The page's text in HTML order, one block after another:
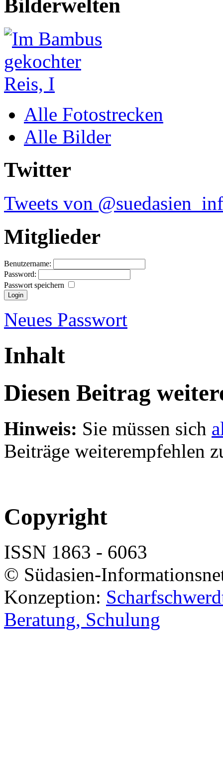
Bilderwelten
Alle Fotostrecken
Alle Bilder
Twitter
Tweets von
Mitglieder
Benutzername:
Password:
Passwort speichern
Neues Passwort
Inhalt
Diesen Beitrag
Hinweis: Sie müssen sich
Beiträge weiterempfehlen
Copyright
ISSN 1863 - 6063
© Südasien-
Konzeption:
Beratung, Schulung